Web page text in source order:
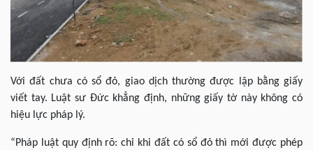
Với đất chưa có sổ đỏ, giao dịch thường được lập bằng giấy
viết tay. Luật sư Đức khẳng định, những giấy tờ này không có
hiệu lực pháp lý.
“Pháp luật quy định rõ: chỉ khi đất có sổ đỏ thì mới được phép